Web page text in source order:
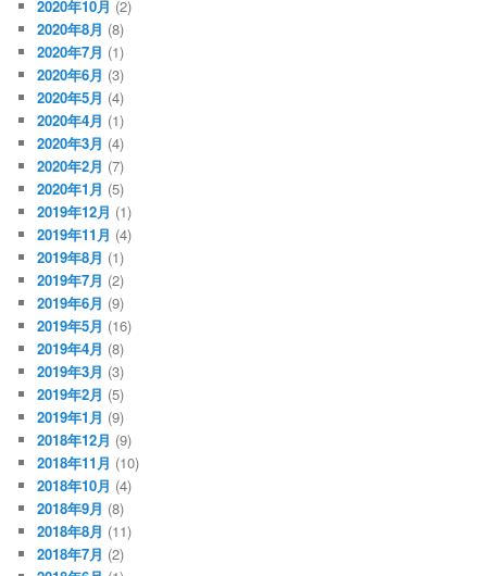
2020年10月 (2)
2020年8月 (8)
2020年7月 (1)
2020年6月 (3)
2020年5月 (4)
2020年4月 (1)
2020年3月 (4)
2020年2月 (7)
2020年1月 (5)
2019年12月 (1)
2019年11月 (4)
2019年8月 (1)
2019年7月 (2)
2019年6月 (9)
2019年5月 (16)
2019年4月 (8)
2019年3月 (3)
2019年2月 (5)
2019年1月 (9)
2018年12月 (9)
2018年11月 (10)
2018年10月 (4)
2018年9月 (8)
2018年8月 (11)
2018年7月 (2)